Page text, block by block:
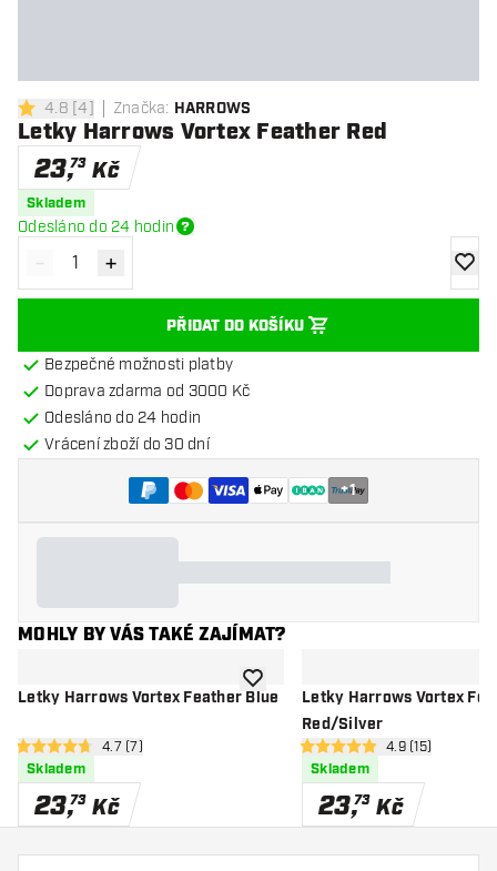
4.8 hodnoticí hvězdičky
4.8 [4] Značka: HARROWS
Letky Harrows Vortex Feather Red
23,73 Kč
Skladem
Odesláno do 24 hodin
Snížit množství
- Zvýšit množství
+
PŘIDAT DO KOŠÍKU
Bezpečné možnosti platby
Doprava zdarma od 3000 Kč
Odesláno do 24 hodin
Vrácení zboží do 30 dní
+1
MOHLY BY VÁS TAKÉ ZAJÍMAT?
Letky Harrows Vortex Feather Blue
otevřít panel recenzí
4.7 hodnoticí hvězdičky
4.7 (7)
Skladem
23,73 Kč
Přidat do seznamu přání
Letky Harrows Vortex
Red/Silver
otevřít panel
4.9 hodnoticí hvězdičky
4.9 (15)
Skladem
23,73 Kč